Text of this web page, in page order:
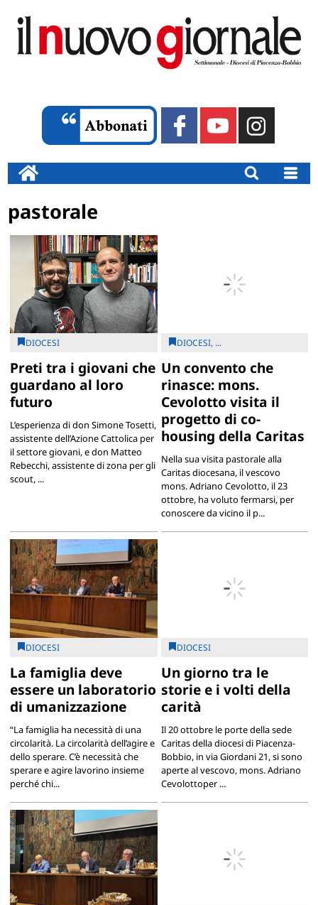
pastorale
DIOCESI
Preti tra i giovani che
guardano al loro
futuro
L’esperienza di don Simone Tosetti,
assistente dell’Azione Cattolica per
il settore giovani, e don Matteo
Rebecchi, assistente di zona per gli
scout, ...
DIOCESI, ...
Un convento che
rinasce: mons.
Cevolotto visita il
progetto di co-
housing della Caritas
Nella sua visita pastorale alla
Caritas diocesana, il vescovo
mons. Adriano Cevolotto, il 23
ottobre, ha voluto fermarsi, per
conoscere da vicino il p...
DIOCESI
La famiglia deve
essere un laboratorio
di umanizzazione
“La famiglia ha necessità di una
circolarità. La circolarità dell’agire e
dello sperare. C’è necessità che
sperare e agire lavorino insieme
perché chi...
DIOCESI
Un giorno tra le
storie e i volti della
carità
Il 20 ottobre le porte della sede
Caritas della diocesi di Piacenza-
Bobbio, in via Giordani 21, si sono
aperte al vescovo, mons. Adriano
Cevolottoper ...